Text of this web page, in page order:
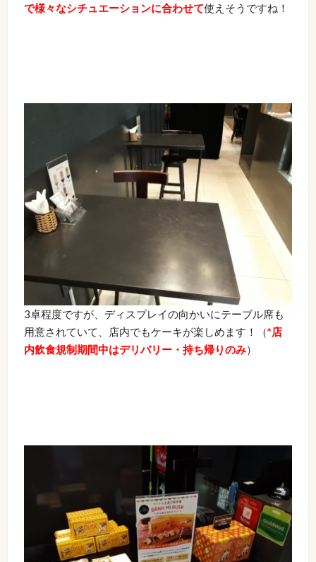
で様々なシチュエーションに合わせて使えそうですね！
3卓程度ですが、ディスプレイの向かいにテーブル席も
用意されていて、店内でもケーキが楽しめます！（*店
内飲食規制期間中はデリバリー・持ち帰りのみ）